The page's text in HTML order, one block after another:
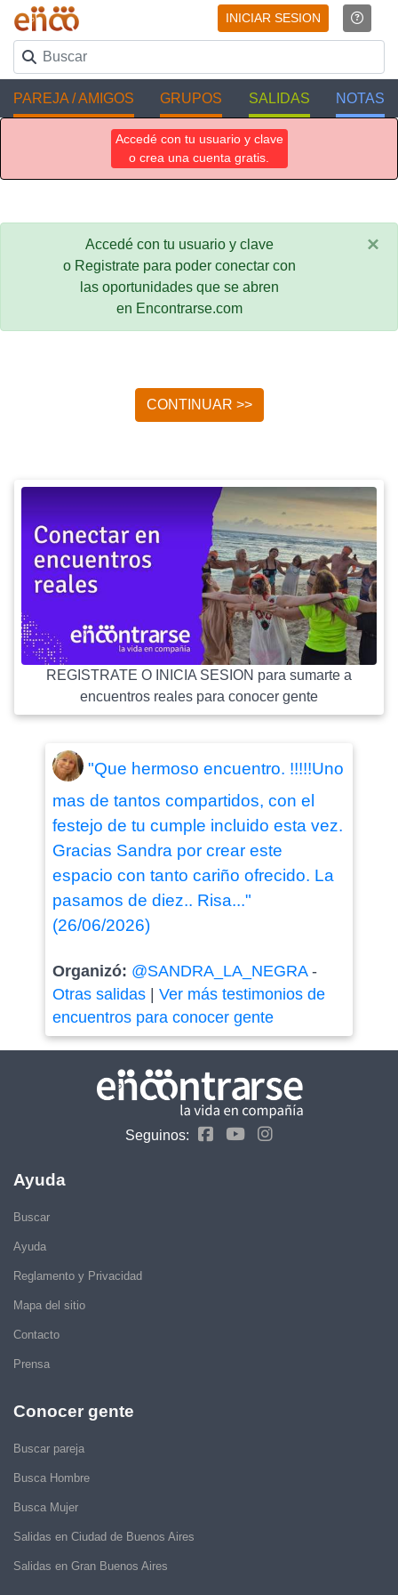
INICIAR SESION
PAREJA / AMIGOS GRUPOS SALIDAS NOTAS
Accedé con tu usuario y clave
o crea una cuenta gratis.
Accedé con tu usuario y clave
o Registrate para poder conectar con
las oportunidades que se abren
en Encontrarse.com
×
CONTINUAR >>
REGISTRATE O INICIA SESION para sumarte a
encuentros reales para conocer gente
"Que hermoso encuentro. !!!!!Uno
mas de tantos compartidos, con el
festejo de tu cumple incluido esta vez.
Gracias Sandra por crear este
espacio con tanto cariño ofrecido. La
pasamos de diez.. Risa..."
(26/06/2026)
Organizó: @SANDRA_LA_NEGRA-
Otras salidas| Ver más testimonios de
encuentros para conocer gente
Seguinos:
Ayuda
Buscar
Ayuda
Reglamento y Privacidad
Mapa del sitio
Contacto
Prensa
Conocer gente
Buscar pareja
Busca Hombre
Busca Mujer
Salidas en Ciudad de Buenos Aires
Salidas en Gran Buenos Aires